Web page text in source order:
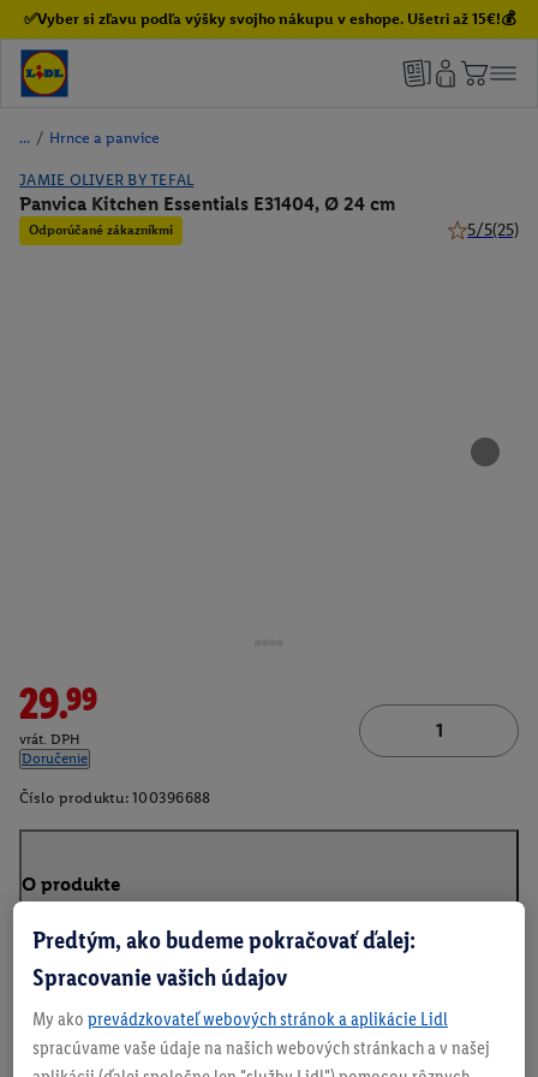
✅Vyber si zľavu podľa výšky svojho nákupu v eshope. Ušetri až 15€!💰
/ Hrnce a panvice
JAMIE OLIVER BY TEFAL
Panvica Kitchen Essentials E31404, Ø 24 cm
Odporúčané zákazníkmi 5/5(25)
29.99
vrát. DPH
Doručenie
Číslo produktu: 100396688
O produkte
Predtým, ako budeme pokračovať ďalej:
Spracovanie vašich údajov
My ako prevádzkovateľ webových stránok a aplikácie Lidl
spracúvame vaše údaje na našich webových stránkach a v našej